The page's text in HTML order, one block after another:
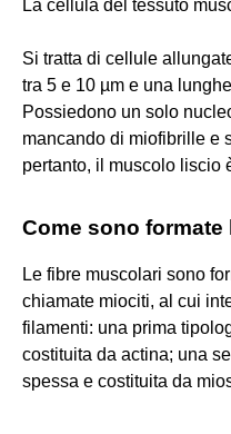
La cellula del tessuto
Si tratta di cellule
tra 5 e 10 µm e una
Possiedono un solo
mancando di miofibrille e
pertanto, il muscolo liscio
Come sono
Le fibre muscolari sono
chiamate miociti, al cui
filamenti: una prima
costituita da actina; una
spessa e costituita da